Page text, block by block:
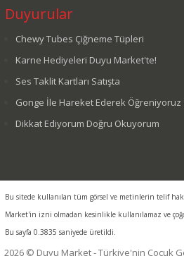
Duyurular
Chewy Tubes Çiğneme Tüpleri
Karne Hediyeleri Duyu Market'te!
Ses Taklit Kartları Satışta
Gonge İle Hareket Ederek Öğreniyoruz
Dikkat Ediyorum Doğru Okuyorum
Bu sitede kullanılan tüm görsel ve metinlerin telif
Market'in izni olmadan kesinlikle kullanılamaz ve
Bu sayfa 0.3835 saniyede üretildi.
2026 © Duyu Market - Türkiye'nin Çocuk